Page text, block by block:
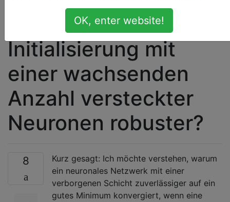
einer schlechten
Initialisierung mit
einer wachsenden
Anzahl versteckter
Neuronen robuster?
8
Kurz gesagt: Ich möchte verstehen, warum
ein neuronales Netzwerk mit einer
verborgenen Schicht zuverlässiger auf ein
gutes Minimum konvergiert, wenn eine
OK, enter website!